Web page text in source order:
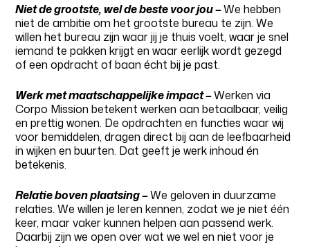
Niet de grootste, wel de beste voor jou –We hebben
niet de ambitie om het grootste bureau te zijn. We
willen het bureau zijn waar jij je thuis voelt, waar je snel
iemand te pakken krijgt en waar eerlijk wordt gezegd
of een opdracht of baan écht bij je past.
Werk met maatschappelijke impact –Werken via
Corpo Mission betekent werken aan betaalbaar, veilig
en prettig wonen. De opdrachten en functies waar wij
voor bemiddelen, dragen direct bij aan de leefbaarheid
in wijken en buurten. Dat geeft je werk inhoud én
betekenis.
Relatie boven plaatsing –We geloven in duurzame
relaties. We willen je leren kennen, zodat we je niet één
keer, maar vaker kunnen helpen aan passend werk.
Daarbij zijn we open over wat we wel en niet voor je